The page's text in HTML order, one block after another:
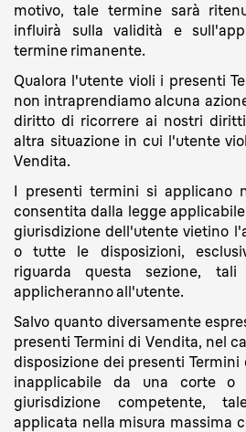
motivo, tale termine sarà
influirà sulla validità e
termine rimanente.
Qualora l'utente violi i presenti
non intraprendiamo alcuna
diritto di ricorrere ai nostri
altra situazione in cui l'utente
Vendita.
I presenti termini si applicano
consentita dalla legge
giurisdizione dell'utente vietino
o tutte le disposizioni,
riguarda questa sezione,
applicheranno all'utente.
Salvo quanto diversamente
presenti Termini di Vendita, nel
disposizione dei presenti
inapplicabile da una corte o
giurisdizione competente,
applicata nella misura massima